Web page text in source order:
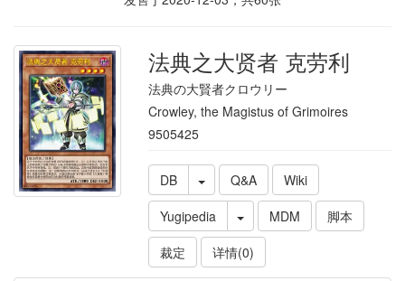
法典之大贤者 克劳利
法典の大賢者クロウリー
Crowley, the Magistus of Grimoires
9505425
DB Q&A
Wiki
Yugipedia
MDM
脚本
裁定
详情(0)